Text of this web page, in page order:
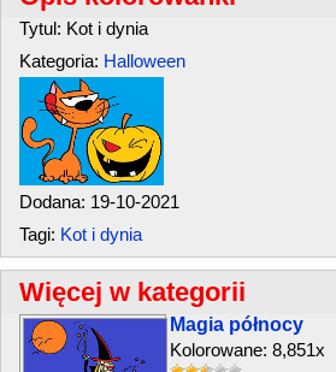
Tytul: Kot i dynia
Kategoria: Halloween
Dodana: 19-10-2021
Tagi: Kot i dynia
Więcej w kategorii
Magia północy
Kolorowane: 8,851x